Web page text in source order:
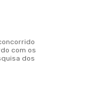
com os
dos